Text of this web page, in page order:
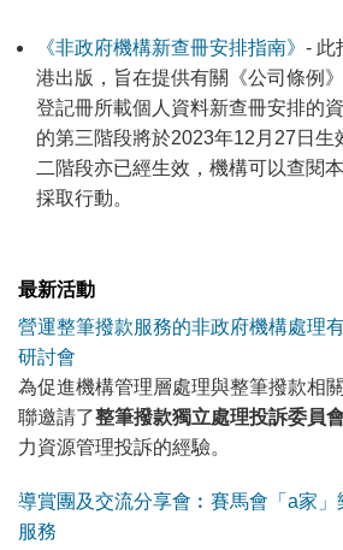
《非政府機構新查冊安排指南》 - 此
港出版，旨在提供有關《公司條例
登記冊所載個人資料新查冊安排的
的第三階段將於2023年12月27日生
二階段亦已經生效，機構可以查閱
採取行動。
最新活動
營運整筆撥款服務的非政府機構處理
研討會
為促進機構管理層處理與整筆撥款相
聯邀請了整筆撥款獨立處理投訴委員
力資源管理投訴的經驗。
導賞團及交流分享會︰賽馬會「a家
服務